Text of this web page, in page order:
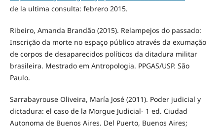
de la ultima consulta: febrero 2015.
Ribeiro, Amanda Brandão (2015). Relampejos do passado:
Inscrição da morte no espaço público através da exumação
de corpos de desaparecidos políticos da ditadura militar
brasileira. Mestrado em Antropologia. PPGAS/USP. São
Paulo.
Sarrabayrouse Oliveira, María José (2011). Poder judicial y
dictadura: el caso de la Morgue Judicial- 1 ed. Ciudad
Autonoma de Buenos Aires. Del Puerto, Buenos Aires;